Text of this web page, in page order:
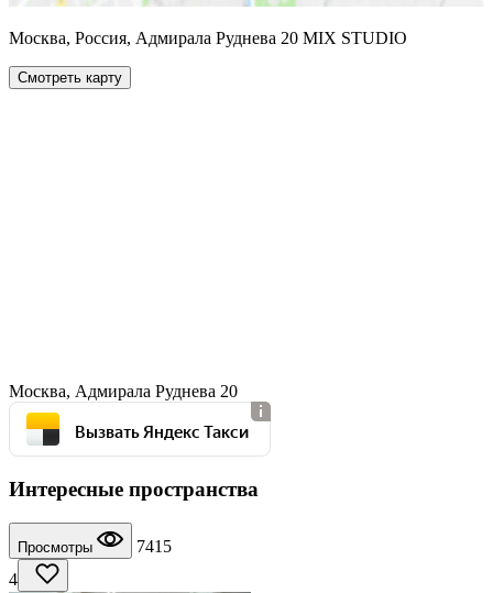
Москва, Россия, Адмирала Руднева 20 MIX STUDIO
Смотреть карту
Москва, Адмирала Руднева 20
Вызвать Яндекс Такси
Интересные пространства
Просмотры
7415
4